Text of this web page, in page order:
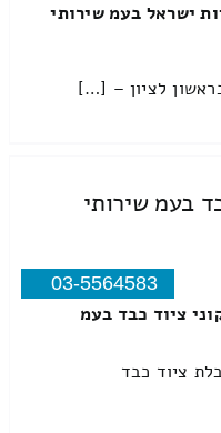
ישראל בעמ שירותי
לציון – […]
בעמ שירותי
03-5564583
ציוד כבד בעמ
ציוד כבד